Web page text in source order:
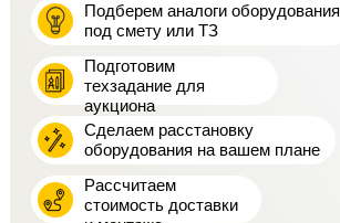
Подберем аналоги оборудования
под смету или ТЗ
Подготовим
техзадание для
аукциона
Сделаем расстановку
оборудования на вашем плане
Рассчитаем
стоимость доставки